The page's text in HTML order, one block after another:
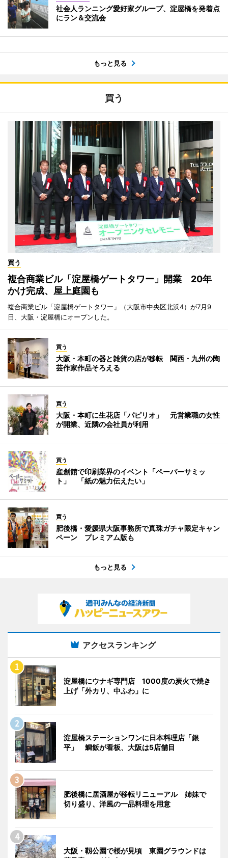
社会人ランニング愛好家グループ、淀屋橋を発着点
にラン＆交流会
もっと見る
買う
買う
複合商業ビル「淀屋橋ゲートタワー」開業 20年
かけ完成、屋上庭園も
複合商業ビル「淀屋橋ゲートタワー」（大阪市中央区北浜4）が7月9
日、大阪・淀屋橋にオープンした。
買う
大阪・本町の器と雑貨の店が移転 関西・九州の陶
芸作家作品そろえる
買う
大阪・本町に生花店「パピリオ」 元営業職の女性
が開業、近隣の会社員が利用
買う
産創館で印刷業界のイベント「ペーパーサミッ
ト」 「紙の魅力伝えたい」
買う
肥後橋・愛媛県大阪事務所で真珠ガチャ限定キャン
ペーン プレミアム版も
もっと見る
アクセスランキング
淀屋橋にウナギ専門店 1000度の炭火で焼き
上げ「外カリ、中ふわ」に
淀屋橋ステーションワンに日本料理店「銀
平」 鯛飯が看板、大阪は5店舗目
肥後橋に居酒屋が移転リニューアル 姉妹で
切り盛り、洋風の一品料理を用意
大阪・靱公園で桜が見頃 東園グラウンドは